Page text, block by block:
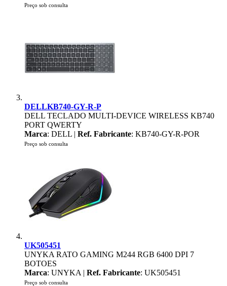
Preço sob consulta
DELLKB740-GY-R-P
DELL TECLADO MULTI-DEVICE WIRELESS KB740
PORT QWERTY
Marca: DELL | Ref. Fabricante: KB740-GY-R-POR
Preço sob consulta
UK505451
UNYKA RATO GAMING M244 RGB 6400 DPI 7
BOTOES
Marca: UNYKA | Ref. Fabricante: UK505451
Preço sob consulta